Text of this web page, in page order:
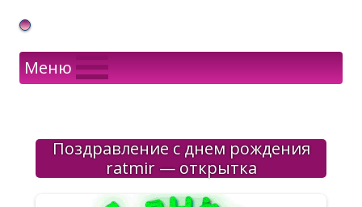
Gif Открытки в подарок
Меню
Поздравление с днем рождения
ratmir — открытка